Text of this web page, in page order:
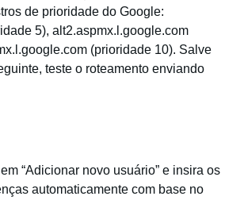
de prioridade do Google:
5), alt2.aspmx.l.google.com
(prioridade 10). Salve
teste o roteamento enviando
“Adicionar novo usuário” e insira os
automaticamente com base no